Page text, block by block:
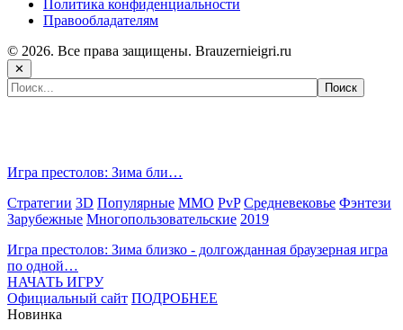
Политика конфиденциальности
Правообладателям
© 2026. Все права защищены. Brauzernieigri.ru
✕
Игра престолов: Зима бли…
Стратегии 3D Популярные MMO PvP Средневековье Фэнтези
Зарубежные Многопользовательские 2019
Игра престолов: Зима близко - долгожданная браузерная игра
по одной…
НАЧАТЬ ИГРУ
Официальный сайт ПОДРОБНЕЕ
Новинка